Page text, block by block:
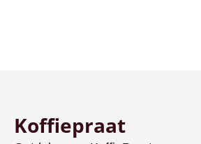
Koffiepraat